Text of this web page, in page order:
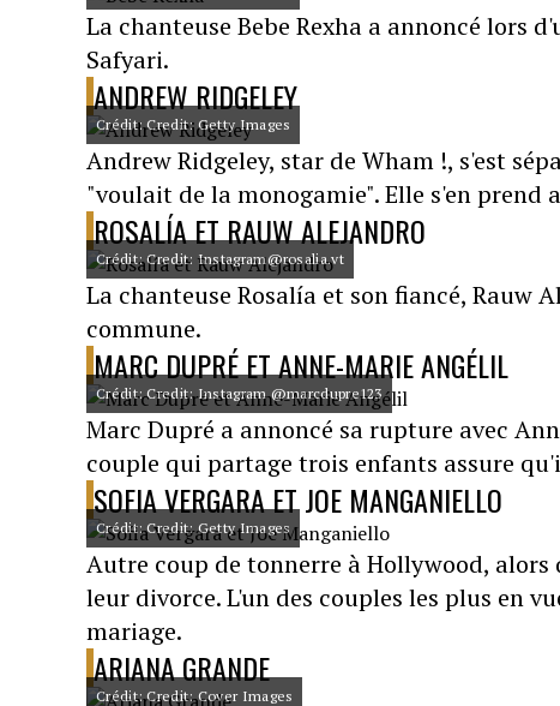
La chanteuse Bebe Rexha a annoncé lors
Safyari.
ANDREW RIDGELEY
Crédit: Credit: Getty Images
Andrew Ridgeley, star de Wham !, s'est
"voulait de la monogamie". Elle s'en prend
ROSALÍA ET RAUW ALEJANDRO
Crédit: Credit: Instagram@rosalia.vt
La chanteuse Rosalía et son fiancé, Rauw
commune.
MARC DUPRÉ ET ANNE-MARIE ANGÉLIL
Crédit: Credit: Instagram @marcdupre123
Marc Dupré a annoncé sa rupture avec
couple qui partage trois enfants assure
SOFIA VERGARA ET JOE MANGANIELLO
Crédit: Credit: Getty Images
Autre coup de tonnerre à Hollywood, alors
leur divorce. L'un des couples les plus en
mariage.
ARIANA GRANDE
Crédit: Credit: Cover Images